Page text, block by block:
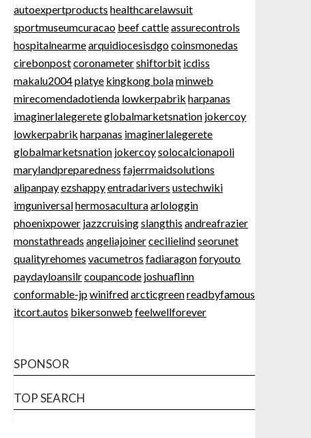
autoexpertproducts healthcarelawsuit
sportmuseumcuracao beef cattleassurecontrols
hospitalnearmearquidiocesisdgocoinsmonedas
cirebonpostcoronametershiftorbit icdiss
makalu2004platye kingkong bolaminweb
mirecomendadotienda lowkerpabrik harpanas
imaginerlalegereteglobalmarketsnation jokercoy
lowkerpabrik harpanas imaginerlalegerete
globalmarketsnation jokercoysolocalcionapoli
marylandpreparedness fajerrmaidsolutions
alipanpayezshappyentradarivers ustechwiki
imguniversalhermosaculturaarlologgin
phoenixpower jazzcruisingslangthis andreafrazier
monstathreads angeliajoinercecilielindseorunet
qualityrehomes vacumetros fadiaragonforyouto
paydayloansilrcoupancode joshuaflinn
conformable-jpwinifredarcticgreenreadbyfamous
itcort.autos bikersonweb feelwellforever
SPONSOR
TOP SEARCH